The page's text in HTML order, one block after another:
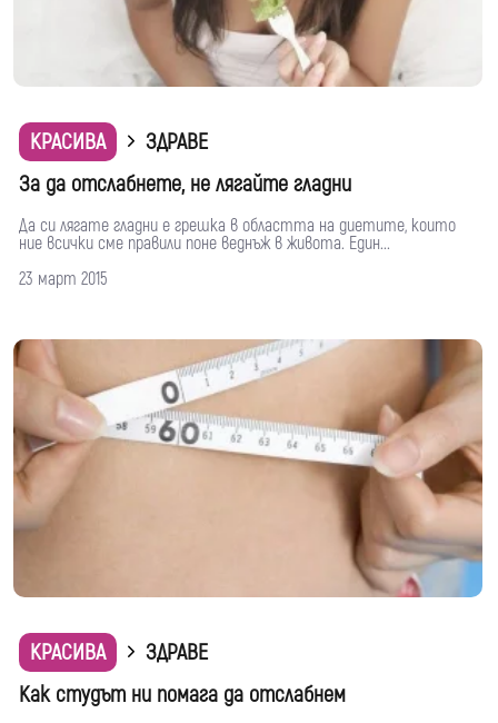
КРАСИВА
ЗДРАВЕ
За да отслабнете, не лягайте гладни
Да си лягате гладни е грешка в областта на диетите, които
ние всички сме правили поне веднъж в живота. Един...
23 март 2015
КРАСИВА
ЗДРАВЕ
Как студът ни помага да отслабнем